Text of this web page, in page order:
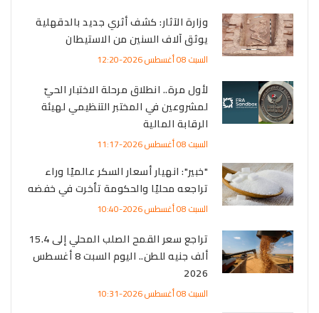
وزارة الآثار: كشف أثري جديد بالدقهلية
يوثق آلاف السنين من الاستيطان
السبت 08 أغسطس 2026-12:20
لأول مرة.. انطلاق مرحلة الاختبار الحيّ
لمشروعين في المختبر التنظيمي لهيئة
الرقابة المالية
السبت 08 أغسطس 2026-11:17
"خبير": انهيار أسعار السكر عالميًا وراء
تراجعه محليًا والحكومة تأخرت في خفضه
السبت 08 أغسطس 2026-10:40
تراجع سعر القمح الصلب المحلي إلى 15.4
ألف جنيه للطن.. اليوم السبت 8 أغسطس
2026
السبت 08 أغسطس 2026-10:31